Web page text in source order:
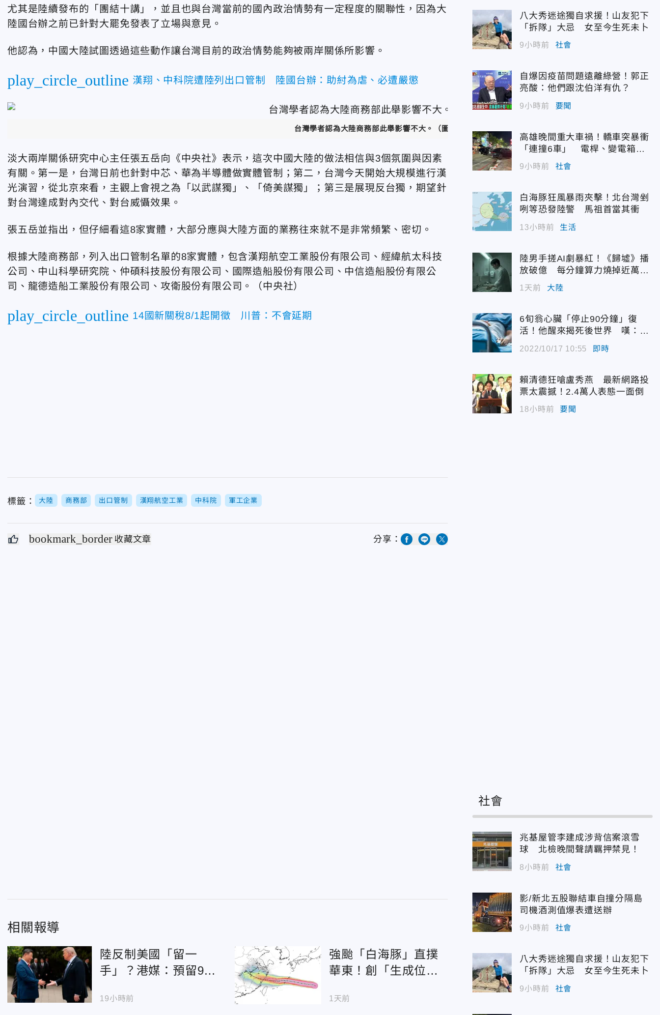
尤其是陸續發布的「團結十講」，並且也與台灣當前的國內政治情勢有一定程度的關聯性，因為大
陸國台辦之前已針對大罷免發表了立場與意見。
他認為，中國大陸試圖透過這些動作讓台灣目前的政治情勢能夠被兩岸關係所影響。
play_circle_outline 漢翔、中科院遭陸列出口管制 陸國台辦：助紂為虐、必遭嚴懲
台灣學者認為大陸商務部此舉影響不大。（圖／央視）
淡大兩岸關係研究中心主任張五岳向《中央社》表示，這次中國大陸的做法相信與3個氛圍與因素
有關。第一是，台灣日前也針對中芯、華為半導體做實體管制；第二，台灣今天開始大規模進行漢
光演習，從北京來看，主觀上會視之為「以武謀獨」、「倚美謀獨」；第三是展現反台獨，期望針
對台灣達成對內交代、對台威懾效果。
張五岳並指出，但仔細看這8家實體，大部分應與大陸方面的業務往來就不是非常頻繁、密切。
根據大陸商務部，列入出口管制名單的8家實體，包含漢翔航空工業股份有限公司、經緯航太科技
公司、中山科學研究院、仲碩科技股份有限公司、國際造船股份有限公司、中信造船股份有限公
司、龍德造船工業股份有限公司、攻衛股份有限公司。（中央社）
play_circle_outline 14國新關稅8/1起開徵 川普：不會延期
標籤： 大陸 商務部 出口管制 漢翔航空工業 中科院 軍工企業
bookmark_border 收藏文章 分享：
相關報導
陸反制美國「留一
手」？港媒：預留9月
空間
19小時前
強颱「白海豚」直撲
華東！創「生成位置
雨災情
1天前
八大秀迷途獨自求援！山友犯下
「拆隊」大忌 女至今生死未卜
9小時前 社會
自爆因疫苗問題遠離綠營！郭正
亮酸：他們跟沈伯洋有仇？
9小時前 要聞
高雄晚間重大車禍！轎車突暴衝
「連撞6車」 電桿、變電箱全
遭殃
9小時前 社會
白海豚狂風暴雨夾擊！北台灣剉
咧等恐發陸警 馬祖首當其衝
13小時前 生活
陸男手搓AI劇暴紅！《歸墟》播
放破億 每分鐘算力燒掉近萬台
1天前 大陸
6旬翁心臟「停止90分鐘」復
活！他醒來揭死後世界 嘆：很
2022/10/17 10:55 即時
賴清德狂嗆盧秀燕 最新網路投
票太震撼！2.4萬人表態一面倒
18小時前 要聞
社會
兆基屋管李建成涉背信案滾雪
球 北檢晚間聲請羈押禁見！
8小時前 社會
影/新北五股聯結車自撞分隔島
司機酒測值爆表遭送辦
9小時前 社會
八大秀迷途獨自求援！山友犯下
「拆隊」大忌 女至今生死未卜
9小時前 社會